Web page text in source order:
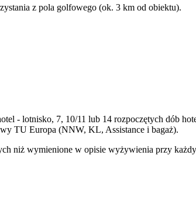
z pola golfowego (ok. 3 km od obiektu).
- lotnisko, 7, 10/11 lub 14 rozpoczętych dób
TU Europa (NNW, KL, Assistance i bagaż).
niż wymienione w opisie wyżywienia przy